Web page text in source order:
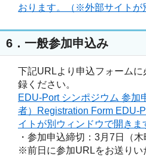
おります。（※外部サイトが
6．一般参加申込み
下記URLより申込フォーム
録ください。
EDU-Port シンポジウム 参加
者）Registration Form EDU-
イトが別ウィンドウで開きま
・参加申込締切：3月7日（
※前日に参加URLをお送りい